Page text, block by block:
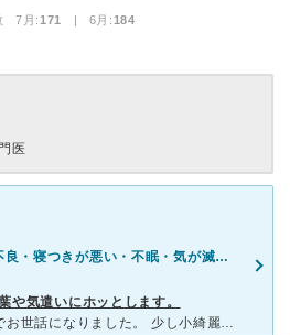
7月:171 | 6月:184
医
めまい・だるい・体調不良・寝つきが悪い・不眠・気が滅入る・不安
や気遣いにホッとします。
約1年間、適応障害の症状でお世話になりました。 少し小綺麗な雑居ビル、といった建物の中に入っています。院内はもちろん清潔感バッチリです。優しいアロマの香りと音楽が流れていて、ウォーターサーバーも